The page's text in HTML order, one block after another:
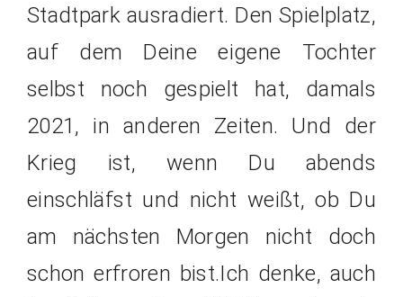
Stadtpark ausradiert. Den Spielplatz,
auf dem Deine eigene Tochter
selbst noch gespielt hat, damals
2021, in anderen Zeiten. Und der
Krieg ist, wenn Du abends
einschläfst und nicht weißt, ob Du
am nächsten Morgen nicht doch
schon erfroren bist.Ich denke, auch